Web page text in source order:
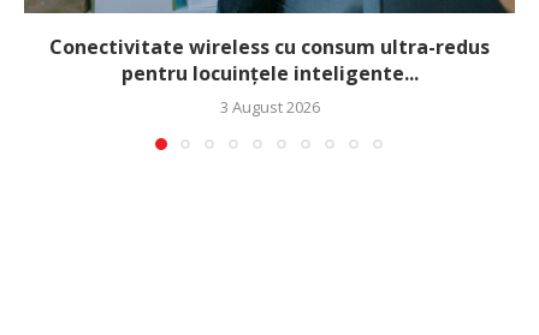
Conectivitate wireless cu consum ultra-redus
pentru locuințele inteligente...
3 August 2026